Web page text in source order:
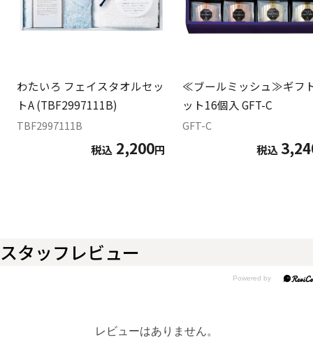
わたいろ フェイスタオルセッ
トA (TBF2997111B)
TBF2997111B
税込 2,200円
≪ブールミッシュ≫ギフ
ット16個入 GFT-C
GFT-C
税込
スタッフレビュー
レビューはありません。